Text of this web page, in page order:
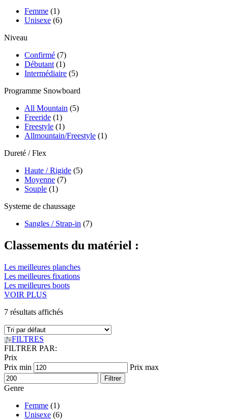
Femme (1)
Unisexe (6)
Niveau
Confirmé (7)
Débutant (1)
Intermédiaire (5)
Programme Snowboard
All Mountain (5)
Freeride (1)
Freestyle (1)
Allmountain/Freestyle (1)
Dureté / Flex
Haute / Rigide (5)
Moyenne (7)
Souple (1)
Systeme de chaussage
Sangles / Strap-in (7)
Classements du matériel :
Les meilleures planches
Les meilleures fixations
Les meilleures boots
VOIR PLUS
7 résultats affichés
FILTRES
FILTRER PAR:
Prix
Prix min
Prix max
Filtrer
Genre
Femme (1)
Unisexe (6)